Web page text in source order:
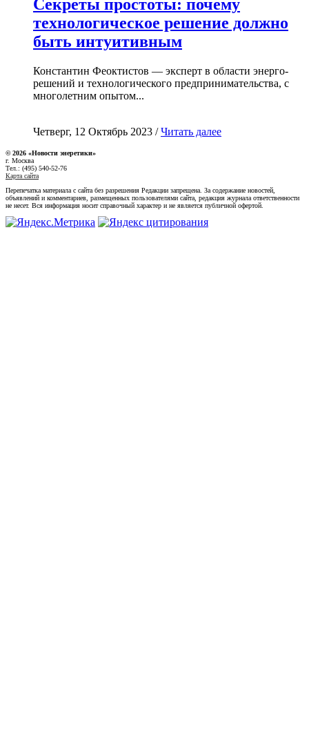
Секреты простоты: почему
технологическое решение должно
быть интуитивным
Константин Феоктистов — эксперт в области энерго-
решений и технологического предпринимательства, с
многолетним опытом...
Четверг, 12 Октябрь 2023 /Читать далее
© 2026 «Новости энеретики»
г. Москва
Тел.: (495) 540-52-76
Карта сайта
Перепечатка материала с сайта без разрешения Редакции запрещена. За содержание новостей,
объявлений и комментариев, размещенных пользователями сайта, редакция журнала ответственности
не несет. Вся информация носит справочный характер и не является публичной офертой.